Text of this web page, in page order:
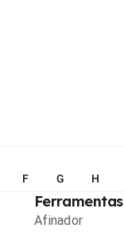
F G H
Ferramentas
Afinador